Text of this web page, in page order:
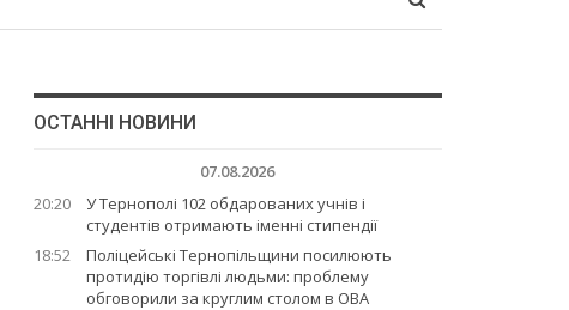
ОСТАННІ НОВИНИ
07.08.2026
20:20
У Тернополі 102 обдарованих учнів і
студентів отримають іменні стипендії
18:52
Поліцейські Тернопільщини посилюють
протидію торгівлі людьми: проблему
обговорили за круглим столом в ОВА